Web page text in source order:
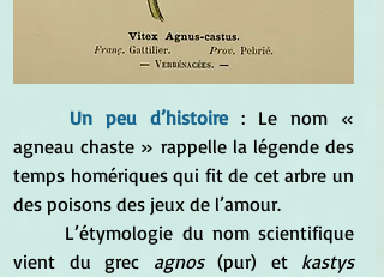
	Un peu d’histoire
: Le nom «
agneau chaste » rappelle la légende des
temps homériques qui fit de cet arbre un
des poisons des jeux de l’amour.
vient du grec agnos (pur) et kastys